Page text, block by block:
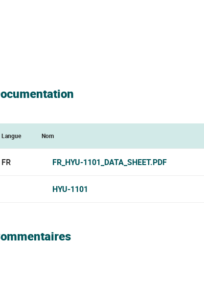
documentation
Langue Nom
FR FR_HYU-1101_DATA_SHEET.PDF
HYU-1101
commentaires